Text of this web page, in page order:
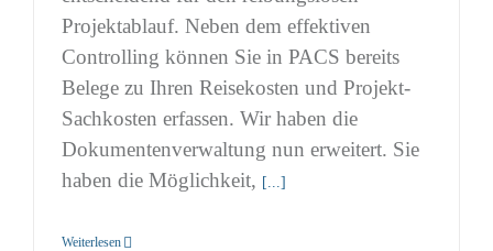
Projektablauf. Neben dem effektiven
Controlling können Sie in PACS bereits
Belege zu Ihren Reisekosten und Projekt-
Sachkosten erfassen. Wir haben die
Dokumentenverwaltung nun erweitert. Sie
haben die Möglichkeit, [...]
Weiterlesen